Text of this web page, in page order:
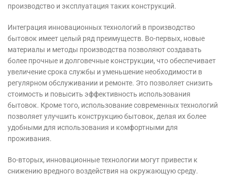
производство и эксплуатация таких конструкций.
Интеграция инновационных технологий в производство
бытовок имеет целый ряд преимуществ. Во-первых, новые
материалы и методы производства позволяют создавать
более прочные и долговечные конструкции, что обеспечивает
увеличение срока службы и уменьшение необходимости в
регулярном обслуживании и ремонте. Это позволяет снизить
стоимость и повысить эффективность использования
бытовок. Кроме того, использование современных технологий
позволяет улучшить конструкцию бытовок, делая их более
удобными для использования и комфортными для
проживания.
Во-вторых, инновационные технологии могут привести к
снижению вредного воздействия на окружающую среду.